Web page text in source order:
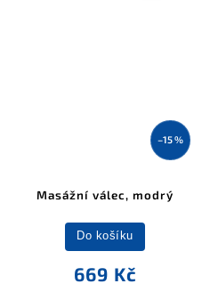
–15 %
Masážní válec, modrý
669 Kč
Do košíku